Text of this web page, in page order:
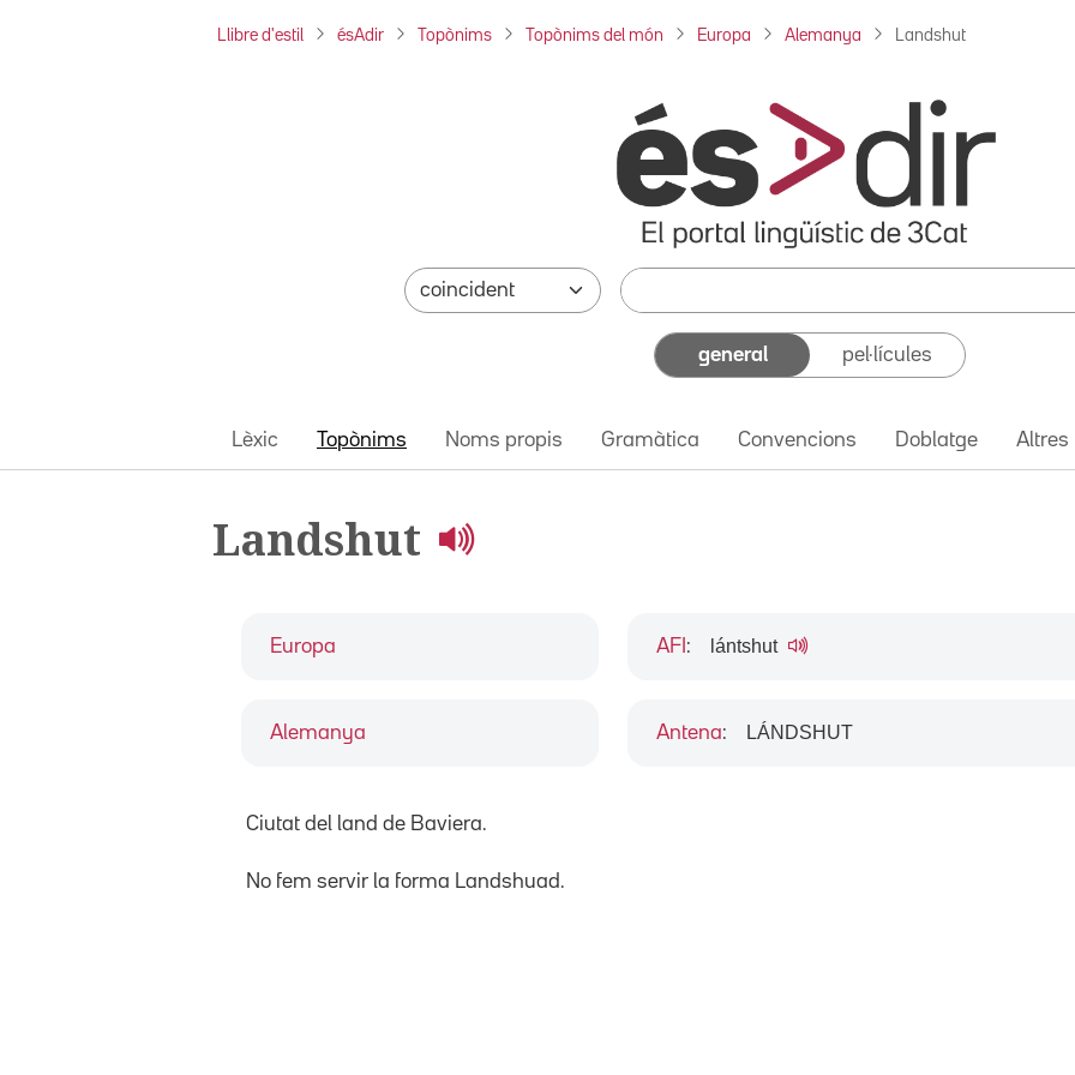
Llibre d'estil ésAdir Topònims Topònims del món Europa Alemanya Landshut
general pel·lícules
Lèxic Topònims Noms propis Gramàtica Convencions Doblatge Altres
Landshut
Europa
Alemanya
AFI : lántshut
Antena: LÁNDSHUT
Ciutat del land de Baviera.
No fem servir la forma Landshuad.